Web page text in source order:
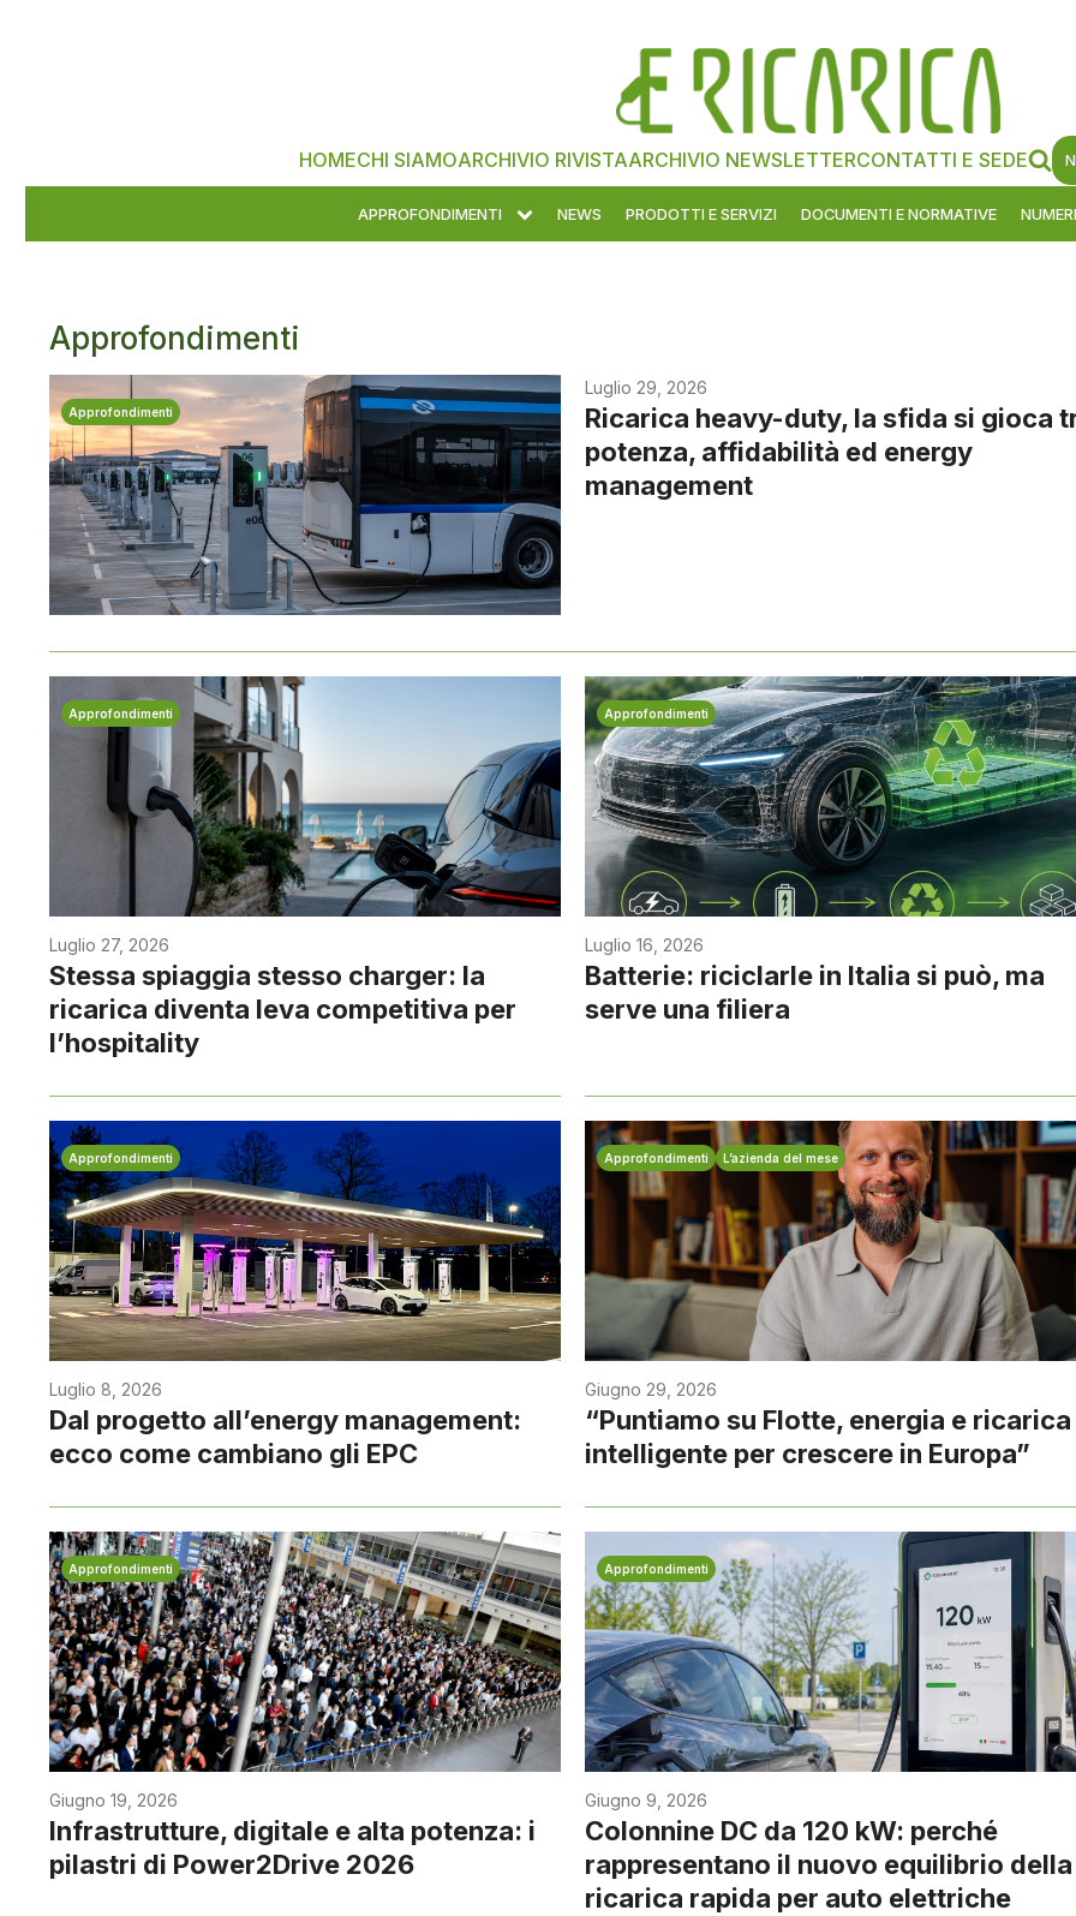
HOMECHI SIAMOARCHIVIO RIVISTAARCHIVIO NEWSLETTERCONTATTI E SEDE
APPROFONDIMENTI NEWS PRODOTTI E SERVIZI DOCUMENTI E NORMATIVE
Approfondimenti
Approfondimenti
Luglio 29, 2026
Ricarica heavy-duty, la sfida si gioca
potenza, affidabilità ed energy
management
Approfondimenti
Luglio 27, 2026
Stessa spiaggia stesso charger: la
ricarica diventa leva competitiva per
l’hospitality
Approfondimenti
Luglio 16, 2026
Batterie: riciclarle in Italia si può, ma
serve una filiera
Approfondimenti
Luglio 8, 2026
Dal progetto all’energy management:
ecco come cambiano gli EPC
Approfondimenti L’azienda del mese
Giugno 29, 2026
“Puntiamo su Flotte, energia e ricarica
intelligente per crescere in Europa”
Approfondimenti
Giugno 19, 2026
Infrastrutture, digitale e alta potenza: i
pilastri di Power2Drive 2026
Approfondimenti
Giugno 9, 2026
Colonnine DC da 120 kW: perché
rappresentano il nuovo equilibrio della
ricarica rapida per auto elettriche